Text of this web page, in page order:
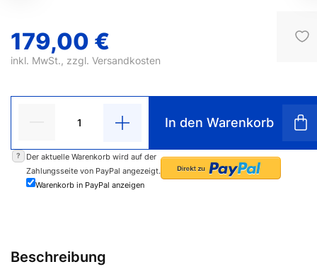
179,00 €
inkl. MwSt., zzgl. Versandkosten
In den Warenkorb
?
Der aktuelle Warenkorb wird auf der
Zahlungsseite von PayPal angezeigt.
Warenkorb in PayPal anzeigen
Beschreibung